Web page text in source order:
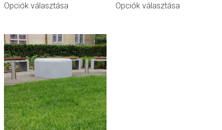
Opciók választásaa
variációja
van.
A
változatok
a
termékoldalon
választhatók
ki
Opciók választásaa